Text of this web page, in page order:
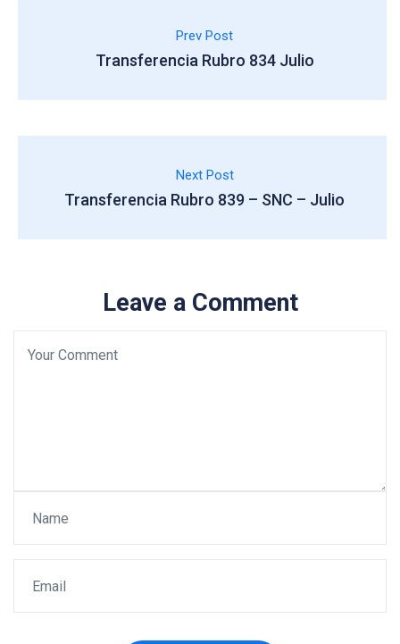
Prev Post
Transferencia Rubro 834 Julio
Next Post
Transferencia Rubro 839 – SNC – Julio
Leave a Comment